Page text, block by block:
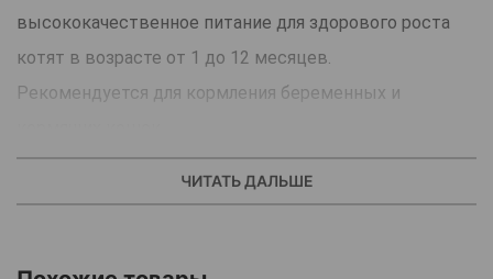
высококачественное питание для здорового роста
котят в возрасте от 1 до 12 месяцев.
Рекомендуется для кормления беременных и
Содержит важнейшие антиоксиданты, такие как
витамин Е, для поддержки иммунной системы.
Баланс кальция и фосфора для оптимального роста
ЧИТАТЬ ДАЛЬШЕ